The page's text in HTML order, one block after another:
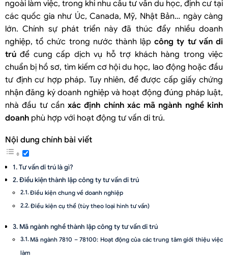
ngoài làm việc, trong khi nhu cầu tư vấn du học, định cư tại
các quốc gia như Úc, Canada, Mỹ, Nhật Bản… ngày càng
lớn. Chính sự phát triển này đã thúc đẩy nhiều doanh
nghiệp, tổ chức trong nước thành lậpcông ty tư vấn di
trú để cung cấp dịch vụ hỗ trợ khách hàng trong việc
chuẩn bị hồ sơ, tìm kiếm cơ hội du học, lao động hoặc đầu
tư định cư hợp pháp. Tuy nhiên, để được cấp giấy chứng
nhận đăng ký doanh nghiệp và hoạt động đúng pháp luật,
nhà đầu tư cầnxác định chính xác mã ngành nghề kinh
doanh phù hợp với hoạt động tư vấn di trú.
Nội dung chính bài viết
Tư vấn di trú là gì?
Điều kiện thành lập công ty tư vấn di trú
Điều kiện chung về doanh nghiệp
Điều kiện cụ thể (tùy theo loại hình tư vấn)
Mã ngành nghề thành lập công ty tư vấn di trú
Mã ngành 7810 – 78100: Hoạt động của các trung tâm giới thiệu việc
làm